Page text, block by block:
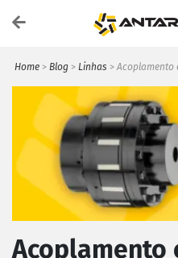
Home > Blog > Linhas > Acoplamento
Acoplamento